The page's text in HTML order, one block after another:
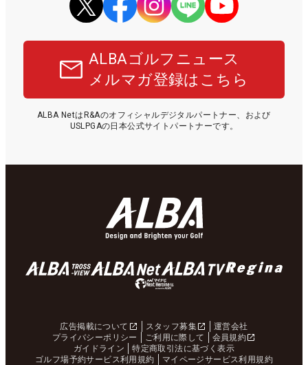
ALBAゴルフニュース
メルマガ登録はこちら
ALBA NetはR&Aのオフィシャルデジタルパートナー、および
USLPGAの日本公式サイトパートナーです。
広告掲載について スタッフ募集
運営会社
プライバシーポリシー
ご利用に際して
会員規約
ガイドライン
特定商取引法に基づく表示
ゴルフ場予約サービス利用規約
マイページサービス利用規約